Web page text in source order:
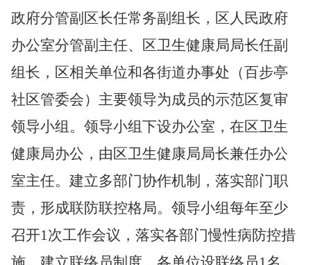
政府分管副区长任常务副组长，区人民政府
办公室分管副主任、区卫生健康局局长任副
组长，区相关单位和各街道办事处（百步亭
社区管委会）主要领导为成员的示范区复审
领导小组。领导小组下设办公室，在区卫生
健康局办公，由区卫生健康局局长兼任办公
室主任。建立多部门协作机制，落实部门职
责，形成联防联控格局。领导小组每年至少
召开1次工作会议，落实各部门慢性病防控措